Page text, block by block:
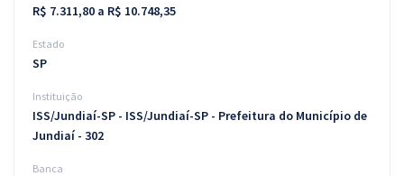
R$ 7.311,80 a R$ 10.748,35
Estado
SP
Instituição
ISS/Jundiaí-SP - ISS/Jundiaí-SP - Prefeitura do Município de
Jundiaí - 302
Banca